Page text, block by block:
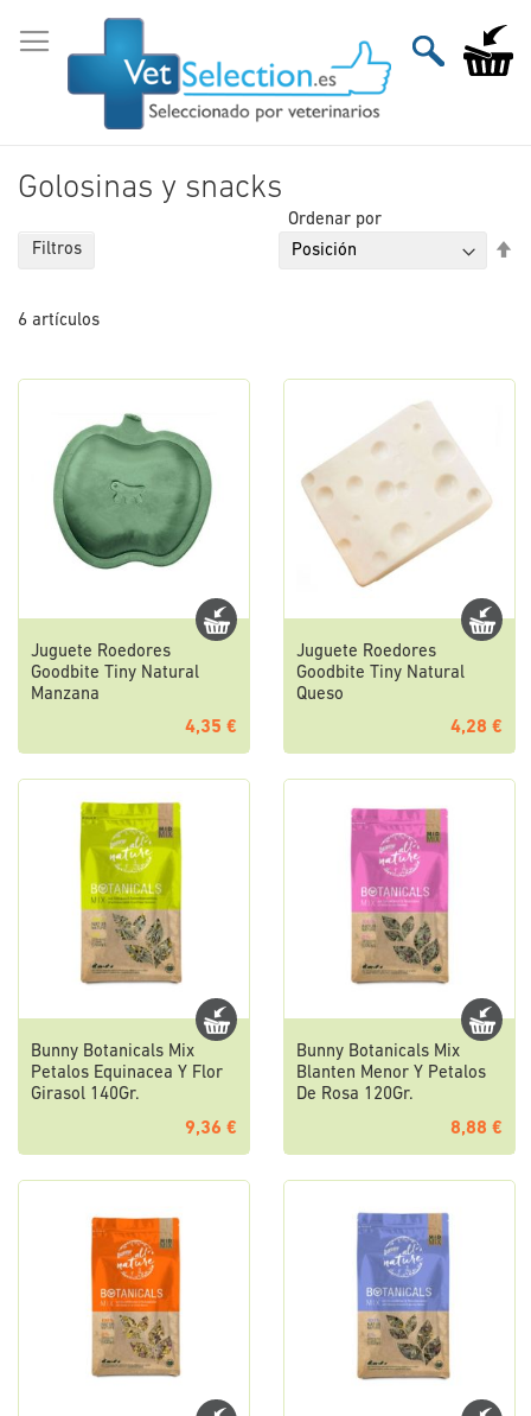
al
contenido
Mi
Golosinas y snacks
6 artículos
Ordenar por
Juguete Roedores
Goodbite Tiny Natural
Manzana
4,35 €
Juguete Roedores
Goodbite Tiny Natural
Queso
4,28 €
Bunny Botanicals Mix
Petalos Equinacea Y Flor
Girasol 140Gr.
9,36 €
Bunny Botanicals Mix
Blanten Menor Y Petalos
De Rosa 120Gr.
8,88 €
Filtros